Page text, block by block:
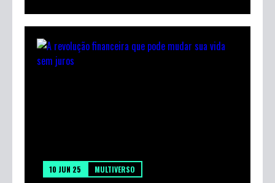
10 JUN 25 MULTIVERSO